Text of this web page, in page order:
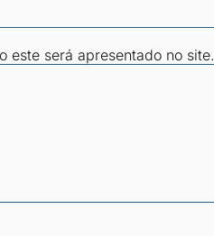
este será apresentado no site.